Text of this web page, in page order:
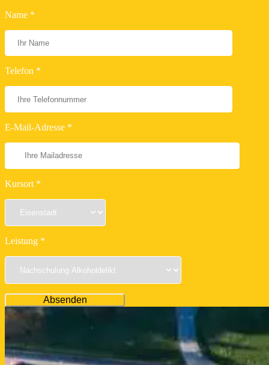
Name *
Telefon *
E-Mail-Adresse *
Kursort *
Leistung *